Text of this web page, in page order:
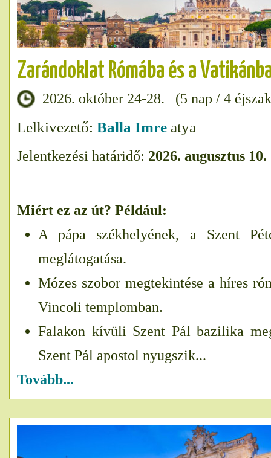
Zarándoklat Rómába és a
2026. október 24-28. (5 nap / 4
Lelkivezető: Balla Imre atya
Jelentkezési határidő: 2026. augusztus 10.
Miért ez az út? Például:
A pápa székhelyének, a Szent
meglátogatása.
Mózes szobor megtekintése a híres
Vincoli templomban.
Falakon kívüli Szent Pál bazilika
Szent Pál apostol nyugszik...
Tovább...